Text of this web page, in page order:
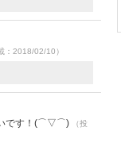
：2018/02/10）
いです！(⌒▽⌒)
（投